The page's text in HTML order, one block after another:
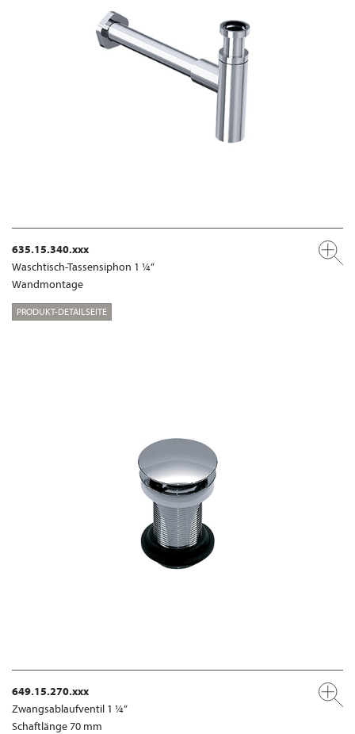
635.15.340.xxx
Waschtisch-Tassensiphon 1 ¼“
Wandmontage
PRODUKT-DETAILSEITE
649.15.270.xxx
Zwangsablaufventil 1 ¼“
Schaftlänge 70 mm